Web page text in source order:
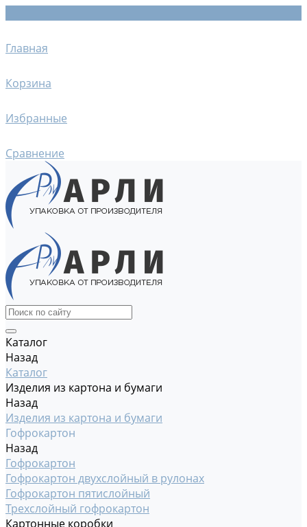
Главная
Корзина
Избранные
Сравнение
Каталог
Назад
Каталог
Изделия из картона и бумаги
Назад
Изделия из картона и бумаги
Гофрокартон
Назад
Гофрокартон
Гофрокартон двухслойный в рулонах
Гофрокартон пятислойный
Трехслойный гофрокартон
Картонные коробки